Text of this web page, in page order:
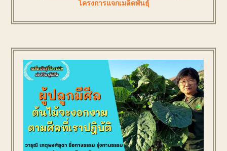
โครงการแจกเมล็ดพันธุ์